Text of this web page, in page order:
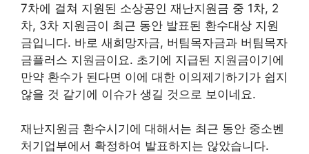
7차에 걸쳐 지원된 소상공인 재난지원금 중 1차, 2
차, 3차 지원금이 최근 동안 발표된 환수대상 지원
금입니다. 바로 새희망자금, 버팀목자금과 버팀목자
금플러스 지원금이요. 초기에 지급된 지원금이기에
만약 환수가 된다면 이에 대한 이의제기하기가 쉽지
않을 것 같기에 이슈가 생길 것으로 보이네요.
재난지원금 환수시기에 대해서는 최근 동안 중소벤
처기업부에서 확정하여 발표하지는 않았습니다.